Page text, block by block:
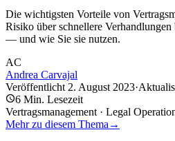
Die wichtigsten Vorteile von
Risiko über schnellere
— und wie Sie sie nutzen.
AC
Andrea Carvajal
Veröffentlicht 2. August 2023·
6 Min. Lesezeit
Vertragsmanagement · Legal
Mehr zu diesem Thema →